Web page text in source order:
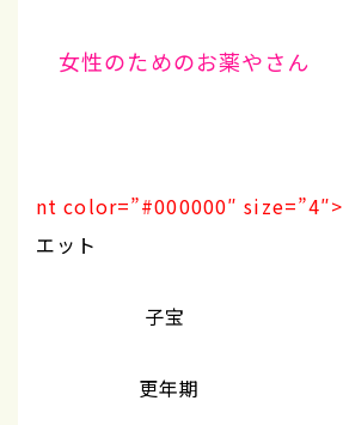
女性のためのお薬やさん
nt color=”#000000″ size=”4″>
エット
子宝
更年期